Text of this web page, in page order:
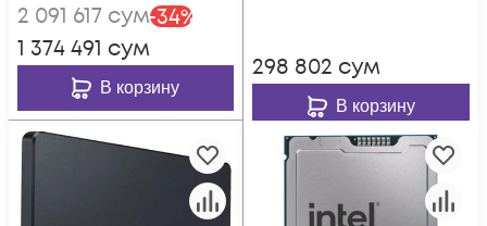
2 091 617 сум-34%
1 374 491 сум
В корзину
298 802 сум
В корзину